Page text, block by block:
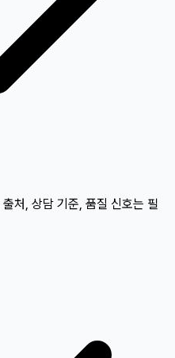
출처, 상담 기준, 품질 신호는 필